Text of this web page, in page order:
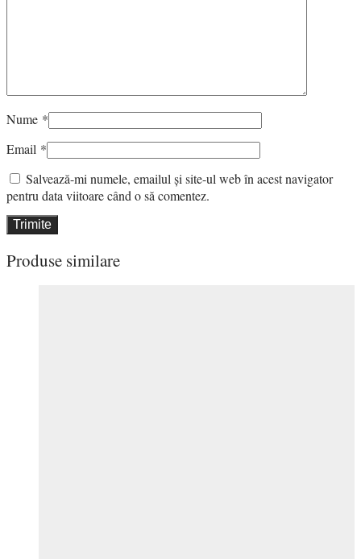
Nume *
Email *
Salvează-mi numele, emailul și site-ul web în acest navigator
pentru data viitoare când o să comentez.
Produse similare